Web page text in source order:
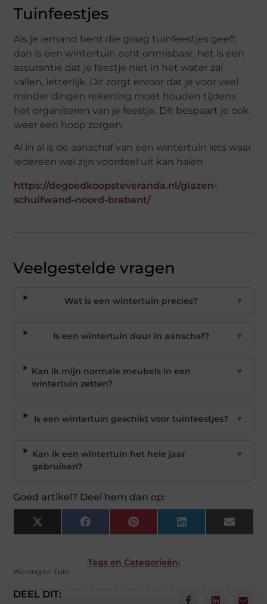
Tuinfeestjes
Als je iemand bent die graag tuinfeestjes geeft
dan is een wintertuin echt onmisbaar, het is een
assurantie dat je feestje niet in het water zal
vallen, letterlijk. Dit zorgt ervoor dat je voor veel
minder dingen rekening moet houden tijdens
het organiseren van je feestje. Dit bespaart je ook
weer een hoop zorgen.
Al in al is de aanschaf van een wintertuin iets waar
iedereen wel zijn voordeel uit kan halen
https://degoedkoopsteveranda.nl/glazen-
schuifwand-noord-brabant/
Veelgestelde vragen
Wat is een wintertuin precies? ▼
Is een wintertuin duur in aanschaf? ▼
Kan ik mijn normale meubels in een
wintertuin zetten?
▼
Is een wintertuin geschikt voor tuinfeestjes? ▼
Kan ik een wintertuin het hele jaar
gebruiken?
▼
Goed artikel? Deel hem dan op:
X
(Twitter)
Facebook Pinterest LinkedIn Email
Tags en Categorieën:
Woning en Tuin
DEEL DIT: